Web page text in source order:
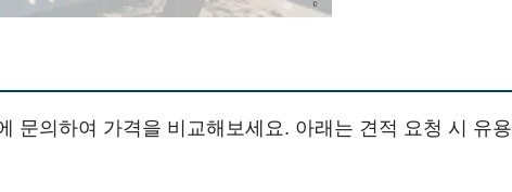
문의하여 가격을 비교해보세요. 아래는 견적 요청 시 유용